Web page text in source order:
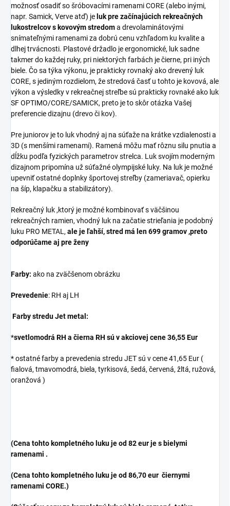
možnosť osadiť so šróbovacími ramenami CORE (alebo inými,
napr. Samick, Verve atď) je luk pre začínajúcich rekreačných
lukostrelcov s kovovým stredoma drevolaminátovými
snímateľnými ramenami za dobrú cenu vzhľadom ku kvalite a
dlhej trvácnosti. Plastové držadlo je ergonomické, luk sadne
takmer do každej ruky, pri niektorých farbách je čierne, pri iných
biele. Čo sa týka výkonu, je prakticky rovnaký ako drevený luk
CORE, s jediným rozdielom, že stredová časť u tohto je kovová, ale
výkon a výsledky v rekreačnej streľbe sú prakticky rovnaké ako luk
SF OPTIMO/CORE/SAMICK, preto je to skôr otázka Vašej
preferencie dizajnu (drevo či kov).
Pre juniorov je to luk vhodný aj na súťaže na krátke vzdialenosti a
3D (s menšími ramenami). Ramená môžu mať rôznu silu pnutia a
dĺžku podľa fyzických parametrov strelca. Luk svojím moderným
dizajnom pripomína už súťažné olympijské luky. Na luk je možné
upevniť ostatné doplnky športovej streľby (zameriavač, opierku
na šíp, klapačku a stabilizátory).
Rekreačný luk ,ktorý je možné kombinovať s väčšinou
rekreačných ramien, vhodný luk na začatie strieľania je podobný
luku PRO METAL, ale je ľahší, stred má len 699 gramov ,preto
odporúčame aj pre ženy
Farby: ako na zväčšenom obrázku
Prevedenie: RH aj LH
Farby stredu Jet metal:
*svetlomodrá RH a čierna RH sú v akciovej cene 36,55 Eur
* ostatné farby a prevedenia stredu JET sú v cene 41,65 Eur (
fialová, tmavomodrá, biela, tyrkisová, šedá, červená, žltá, ružová,
oranžová )
(Cena tohto kompletného luku je od 82 eur je s bielymi
ramenami .
(Cena tohto kompletného luku je od 86,70 eur čiernymi
ramenami CORE.)